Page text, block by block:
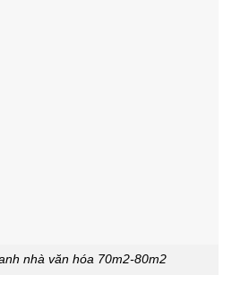
nhà văn hóa 70m2-80m2